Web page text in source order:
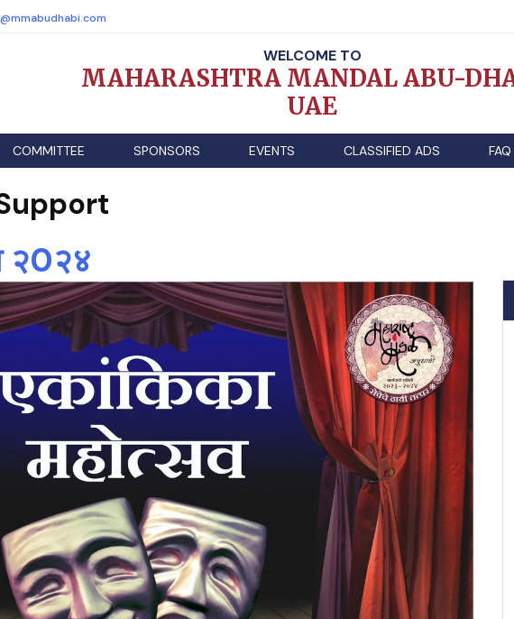
WELCOME TO
MAHARASHTRA MANDAL ABU-
UAE
COMMITTEE SPONSORS EVENTS CLASSIFIED ADS FAQ
२0२४